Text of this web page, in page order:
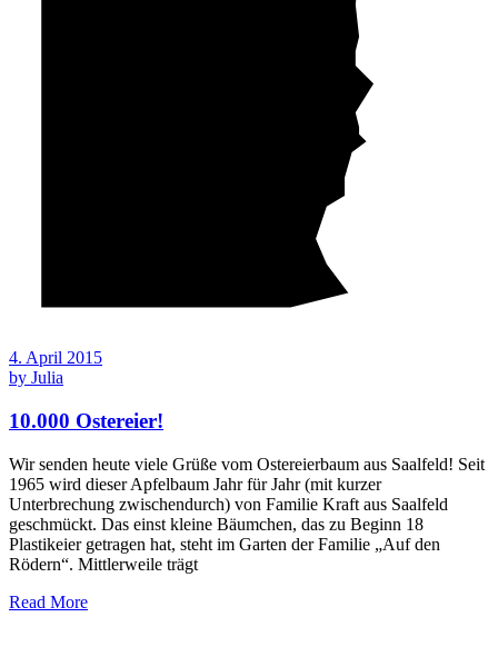
4. April 2015
by Julia
10.000 Ostereier!
Wir senden heute viele Grüße vom Ostereierbaum aus Saalfeld! Seit
1965 wird dieser Apfelbaum Jahr für Jahr (mit kurzer
Unterbrechung zwischendurch) von Familie Kraft aus Saalfeld
geschmückt. Das einst kleine Bäumchen, das zu Beginn 18
Plastikeier getragen hat, steht im Garten der Familie „Auf den
Rödern“. Mittlerweile trägt
Read More